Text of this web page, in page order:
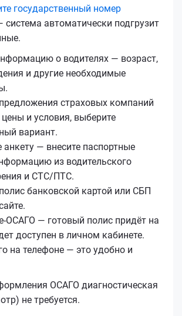
государственный номер
система автоматически подгрузит
о водителях — возраст,
и другие необходимые
страховых компаний
и условия, выберите
вариант.
анкету — внесите паспортные
из водительского
и СТС/ПТС.
банковской картой или СБП
— готовый полис придёт на
доступен в личном кабинете.
на телефоне — это удобно и
ОСАГО диагностическая
не требуется.